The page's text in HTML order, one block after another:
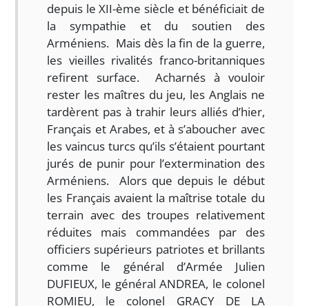
depuis le XII-ème siècle et bénéficiait de
la sympathie et du soutien des
Arméniens. Mais dès la fin de la guerre,
les vieilles rivalités franco-britanniques
refirent surface. Acharnés à vouloir
rester les maîtres du jeu, les Anglais ne
tardèrent pas à trahir leurs alliés d’hier,
Français et Arabes, et à s’aboucher avec
les vaincus turcs qu’ils s’étaient pourtant
jurés de punir pour l’extermination des
Arméniens. Alors que depuis le début
les Français avaient la maîtrise totale du
terrain avec des troupes relativement
réduites mais commandées par des
officiers supérieurs patriotes et brillants
comme le général d’Armée Julien
DUFIEUX, le général ANDREA, le colonel
ROMIEU, le colonel GRACY DE LA